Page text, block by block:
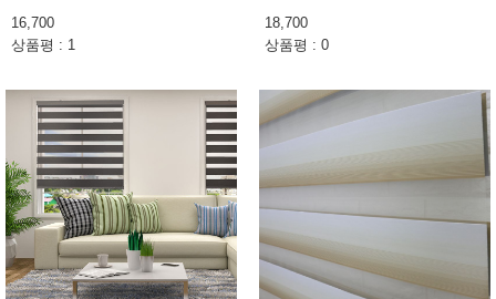
16,700
상품평 : 1
18,700
상품평 : 0